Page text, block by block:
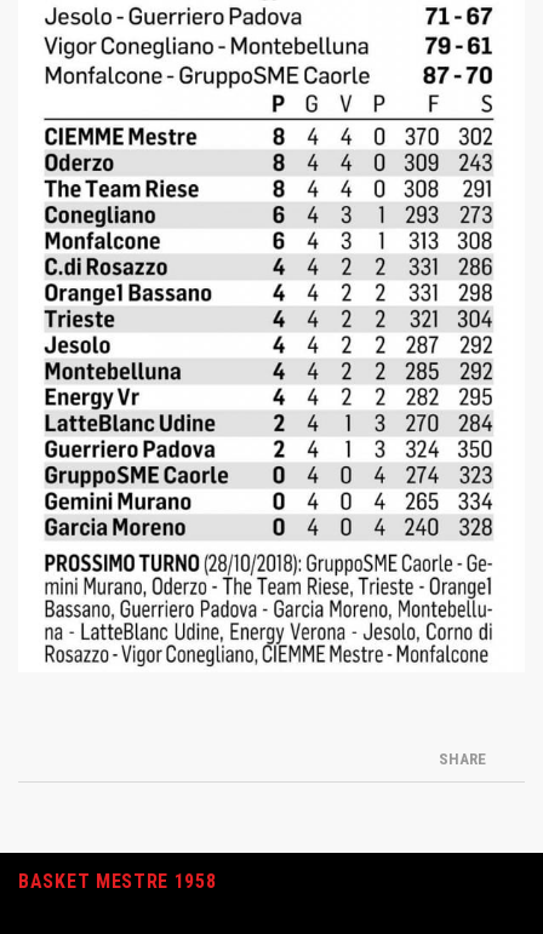
SHARE
BASKET MESTRE 1958